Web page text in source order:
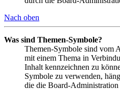
Nach oben
Was sind Themen-Symbole?
Themen-Symbole sind vom
mit einem Thema in
Inhalt kennzeichnen zu
Symbole zu verwenden,
die die Board-Administration